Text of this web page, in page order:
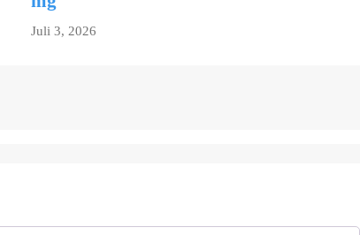
Juli 3, 2026